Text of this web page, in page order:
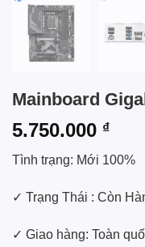
Mainboard
5.750.000 ₫
Tình trạng: Mới 100%
✓ Trạng Thái : Còn
✓ Giao hàng: Toàn